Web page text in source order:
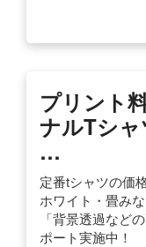
プリント
ナルTシ
…
定番tシャツの価
ホワイト・畳み
「背景透過など
ポート実施中！